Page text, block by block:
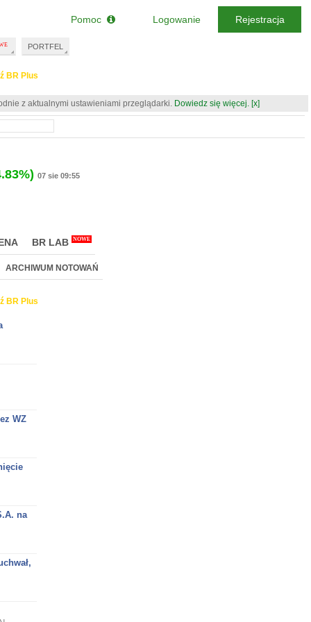
BR Plus
z aktualnymi ustawieniami przeglądarki. Dowiedz się więcej. [x]
07 sie 09:55
BR LAB NOWE
ARCHIWUM NOTOWAŃ
BR Plus
WZ
na
PORTFEL
Pomoc Logowanie Rejestracja